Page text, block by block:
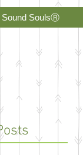
Sound SoulsⓇ